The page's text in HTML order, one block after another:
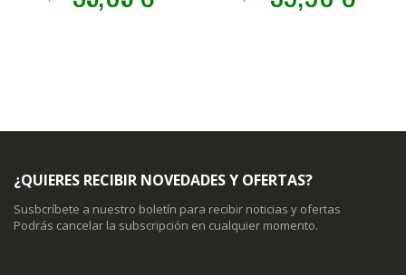
¿QUIERES RECIBIR NOVEDADES Y OFERTAS?
Susbcríbete a nuestro boletín para recibir noticias y ofertas
Podrás cancelar la subscripción en cualquier momento.